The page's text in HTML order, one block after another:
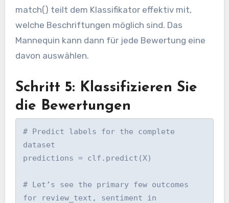
match() teilt dem Klassifikator effektiv mit,
welche Beschriftungen möglich sind. Das
Mannequin kann dann für jede Bewertung eine
davon auswählen.
Schritt 5: Klassifizieren Sie
die Bewertungen
# Predict labels for the complete
dataset
predictions = clf.predict(X)
# Let’s see the primary few outcomes
for review_text, sentiment in